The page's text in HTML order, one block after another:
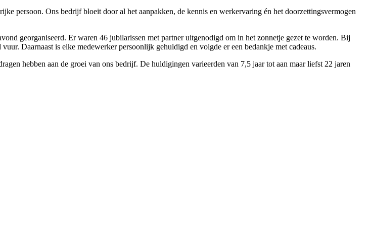
persoon. Ons bedrijf bloeit door al het aanpakken, de kennis en werkervaring én het doorzettingsvermogen
georganiseerd. Er waren 46 jubilarissen met partner uitgenodigd om in het zonnetje gezet te worden. Bij
Daarnaast is elke medewerker persoonlijk gehuldigd en volgde er een bedankje met cadeaus.
hebben aan de groei van ons bedrijf. De huldigingen varieerden van 7,5 jaar tot aan maar liefst 22 jaren